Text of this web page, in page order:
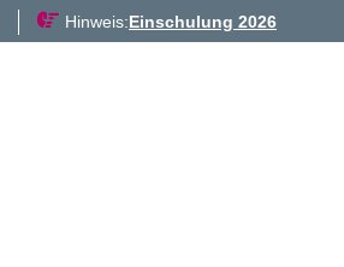
Hinweis:Einschulung 2026